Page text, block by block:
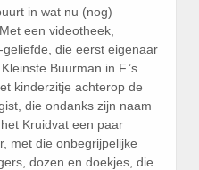
in wat nu (nog)
een videotheek,
die eerst eigenaar
Buurman in F.’s
kinderzitje achterop de
die ondanks zijn naam
Kruidvat een paar
met die onbegrijpelijke
dozen en doekjes, die